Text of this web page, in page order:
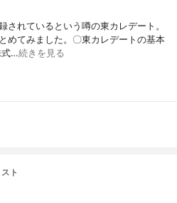
されているという噂の東カレデート。
めてみました。〇東カレデートの基本
式…続きを見る
ト